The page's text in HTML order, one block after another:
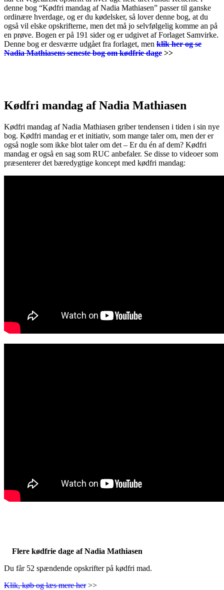
denne bog “Kødfri mandag af Nadia Mathiasen” passer til ganske
ordinære hverdage, og er du kødelsker, så lover denne bog, at du
også vil elske opskrifterne, men det må jo selvfølgelig komme an på
en prøve. Bogen er på 191 sider og er udgivet af Forlaget Samvirke.
Denne bog er desværre udgået fra forlaget, men klik her og se
Nadia Mathiasens seneste bog om kødfrie dage >>
Kødfri mandag af Nadia Mathiasen
Kødfri mandag af Nadia Mathiasen griber tendensen i tiden i sin nye
bog. Kødfri mandag er et initiativ, som mange taler om, men der er
også nogle som ikke blot taler om det – Er du én af dem? Kødfri
mandag er også en sag som RUC anbefaler. Se disse to videoer som
præsenterer det bæredygtige koncept med kødfri mandag:
Flere kødfrie dage af Nadia Mathiasen
Du får 52 spændende opskrifter på kødfri mad.
Klik, køb og læs mere her>>